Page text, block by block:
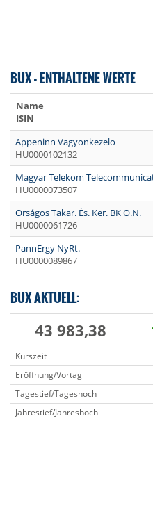
BUX - ENTHALTENE WERTE
Name
ISIN
Appeninn Vagyonkezelo
HU0000102132
Magyar Telekom
HU0000073507
Orságos Takar. És. Ker. BK O.N.
HU0000061726
PannErgy NyRt.
HU0000089867
BUX AKTUELL:
43 983,38
Kurszeit
Eröffnung/Vortag
Tagestief/Tageshoch
Jahrestief/Jahreshoch